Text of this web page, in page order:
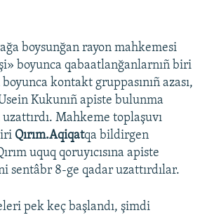
boysunğan rayon mahkemesi
boyunca qabaatlanğanlarnıñ biri
kontakt gruppasınıñ azası,
Kukunıñ apiste bulunma
Mahkeme toplaşuvı
Qırım.Aqiqatqa bildirgen
uquq qoruyıcısına apiste
sentâbr 8-ge qadar uzattırdılar.
pek keç başlandı, şimdi